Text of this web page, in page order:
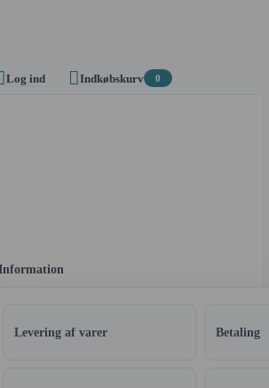
Log ind Indkøbskurv 0
Levering af varer Betaling